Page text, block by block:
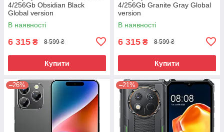
4/256Gb Obsidian Black
Global version
В наявності
6 315 ₴ 8 599 ₴
Купити
4/256Gb Granite Gray Global
version
В наявності
6 315 ₴ 8 599 ₴
Купити
–26% –21%